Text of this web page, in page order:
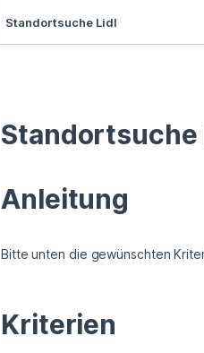
Standortsuche Lidl
Anleitung
Bitte unten die gewünschten
Kriterien